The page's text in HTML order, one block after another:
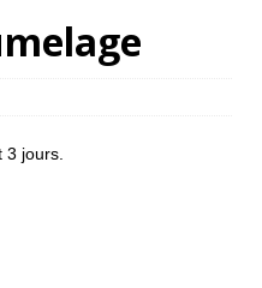
3 jours.